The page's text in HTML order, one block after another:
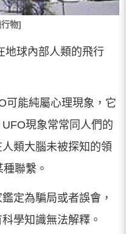
物]
地球內部人類的飛行
可能純屬心理現象，它
現象常常同人們的
類大腦未被探知的領
聯繫。
定為騙局或者誤會，
學知識無法解釋。